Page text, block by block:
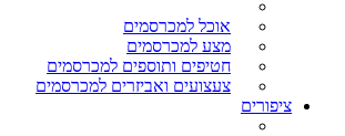
אוכל למכרסמים
מצע למכרסמים
חטיפים ותוספים למכרסמים
צעצועים ואביזרים למכרסמים
ציפורים